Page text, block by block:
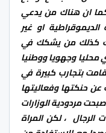
ان هناك من يدعي
او غير
كذلك من يشكك في
محليا وجهويا ووطنيا
بتجارب كبيرة في
حنكتها وفعاليتها
مردودية الوزارات
الرجال ، لكن المراة